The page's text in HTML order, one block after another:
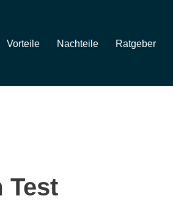
Vorteile Nachteile Ratgeber
Test